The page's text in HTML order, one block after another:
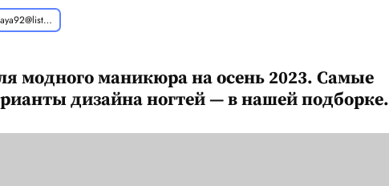
olyakislaya92@list.ru
модного маникюра на осень 2023. Самые
дизайна ногтей — в нашей подборке.